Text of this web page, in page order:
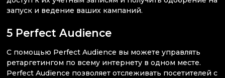
запуск и ведение ваших кампаний.
5 Perfect Audience
С помощью Perfect Audience вы можете управлять
ретаргетингом по всему интернету в одном месте.
Perfect Audience позволяет отслеживать посетителей с